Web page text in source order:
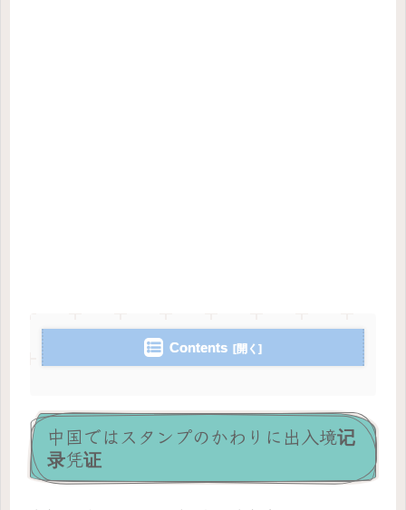
Contents
中国ではスタンプのかわりに出入境记
录凭证